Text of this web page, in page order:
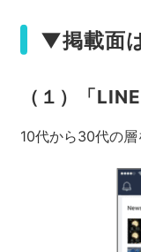
▼掲載面
（１）「
10代から30代の層